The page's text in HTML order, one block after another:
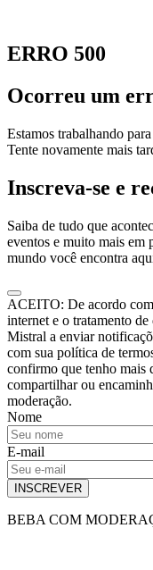
ERRO 500
Ocorreu um
Estamos trabalhando
Tente novamente mais
Inscreva-se e
Saiba de tudo que
eventos e muito mais em
mundo você encontra
ACEITO: De acordo
internet e o tratamento
Mistral a enviar
com sua política de
confirmo que tenho mais
compartilhar ou
moderação.
Nome
E-mail
INSCREVER
BEBA COM